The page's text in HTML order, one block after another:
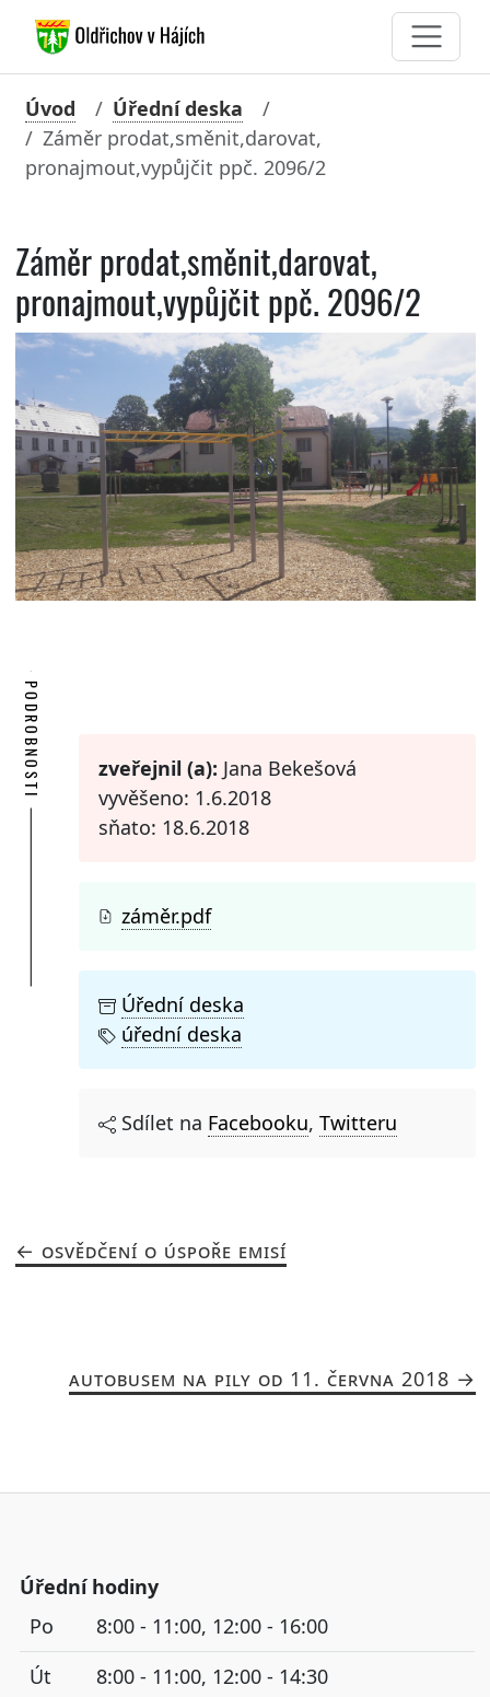
Úvod
Úřední deska
Záměr prodat,směnit,darovat,
pronajmout,vypůjčit ppč. 2096/2
Záměr prodat,směnit,darovat,
pronajmout,vypůjčit ppč. 2096/2
PODROBNOSTI zveřejnil (a): Jana Bekešová
vyvěšeno: 1.6.2018
sňato: 18.6.2018
záměr.pdf
Úřední deska
úřední deska
Sdílet na Facebooku, Twitteru
OSVĚDČENÍ O ÚSPOŘE EMISÍ
AUTOBUSEM NA PILY OD 11. ČERVNA 2018
Úřední hodiny
Po
8:00 - 11:00, 12:00 - 16:00
Út
8:00 - 11:00, 12:00 - 14:30